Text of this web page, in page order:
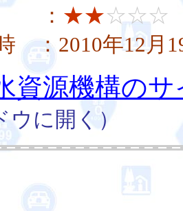
： ★★☆☆☆
：2010年12月
資源機構の
ウに開く）